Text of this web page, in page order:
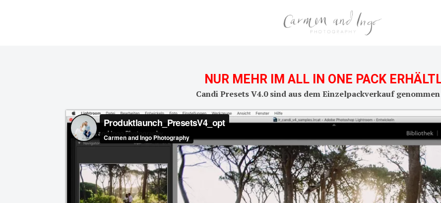
NUR MEHR IM ALL IN ONE PACK
Candi Presets V4.0 sind aus dem Einzelpackverkauf